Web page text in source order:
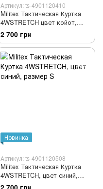
Артикул: ts-4901120410
Militex Тактическая Куртка
4WSTRETCH цвет койот,
размер L
2 700 грн
Новинка
Артикул: ts-4901120508
Militex Тактическая Куртка
4WSTRETCH, цвет синий,
размер S